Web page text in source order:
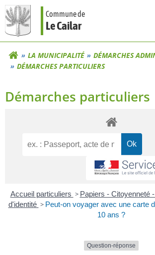
Aller
au
contenu
Commune de
Le Cailar
LA MUNICIPALITÉ
DÉMARCHES
DÉMARCHES PARTICULIERS
Démarches particuliers
Accueil particuliers > Papiers - Citoyenneté
d'identité > Peut-on voyager avec une carte
10 ans ?
Question-réponse